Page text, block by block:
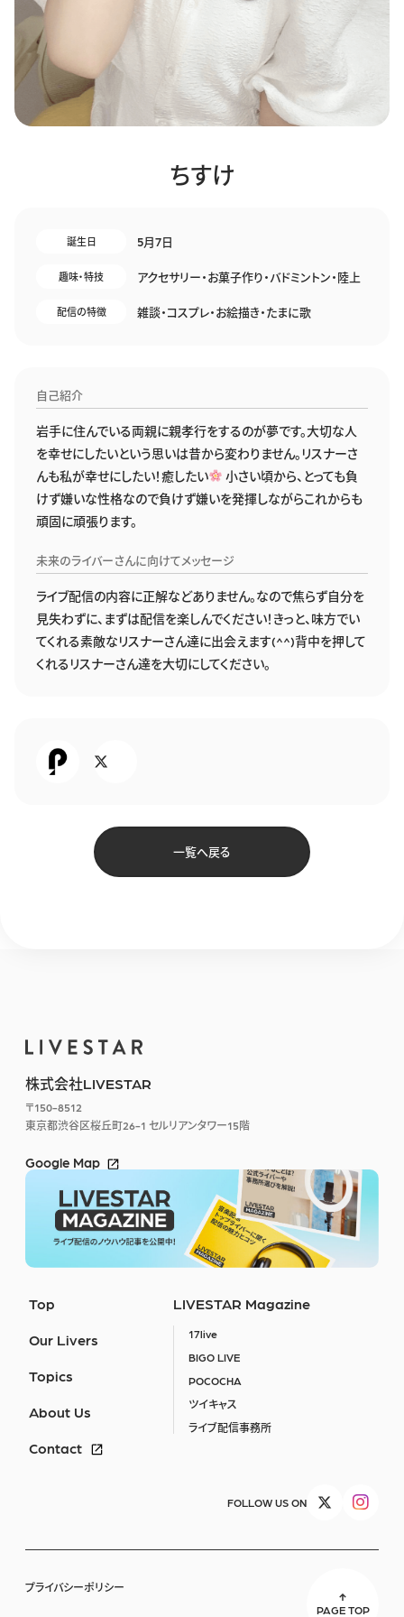
ちすけ
誕生日 5月7日
趣味・特技 アクセサリー・お菓子作り・バドミントン・陸上
配信の特徴 雑談・コスプレ・お絵描き・たまに歌
自己紹介
岩手に住んでいる両親に親孝行をするのが夢です。大切な人
を幸せにしたいという思いは昔から変わりません。リスナーさ
んも私が幸せにしたい！癒したい
小さい頃から、とっても負
けず嫌いな性格なので負けず嫌いを発揮しながらこれからも
頑固に頑張ります。
未来のライバーさんに向けてメッセージ
ライブ配信の内容に正解などありません。なので焦らず自分を
見失わずに、まずは配信を楽しんでください！きっと、味方でい
てくれる素敵なリスナーさん達に出会えます(^^)背中を押して
くれるリスナーさん達を大切にしてください。
一覧へ戻る
PAGE TOP
株式会社LIVESTAR
〒150-8512
東京都渋谷区桜丘町26-1 セルリアンタワー15階
Google Map
Top
Our Livers
Topics
About Us
Contact
LIVESTAR Magazine
17live
BIGO LIVE
POCOCHA
ツイキャス
ライブ配信事務所
FOLLOW US ON
プライバシーポリシー